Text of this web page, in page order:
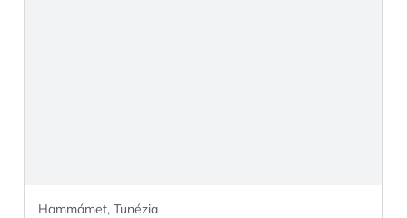
Hammámet, Tunézia